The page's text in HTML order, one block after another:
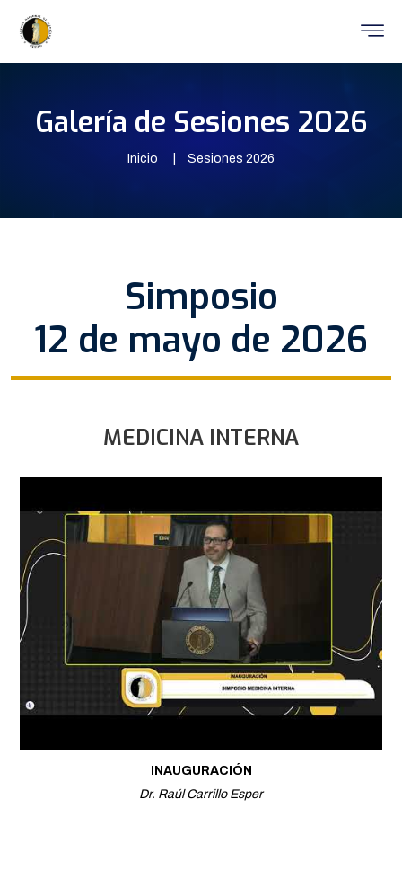
Galería de Sesiones 2026
Inicio Sesiones 2026
Simposio
12 de mayo de 2026
MEDICINA INTERNA
INAUGURACIÓN
Dr. Raúl Carrillo Esper